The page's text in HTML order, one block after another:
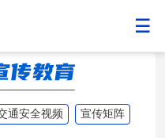
通安全视频 宣传矩阵